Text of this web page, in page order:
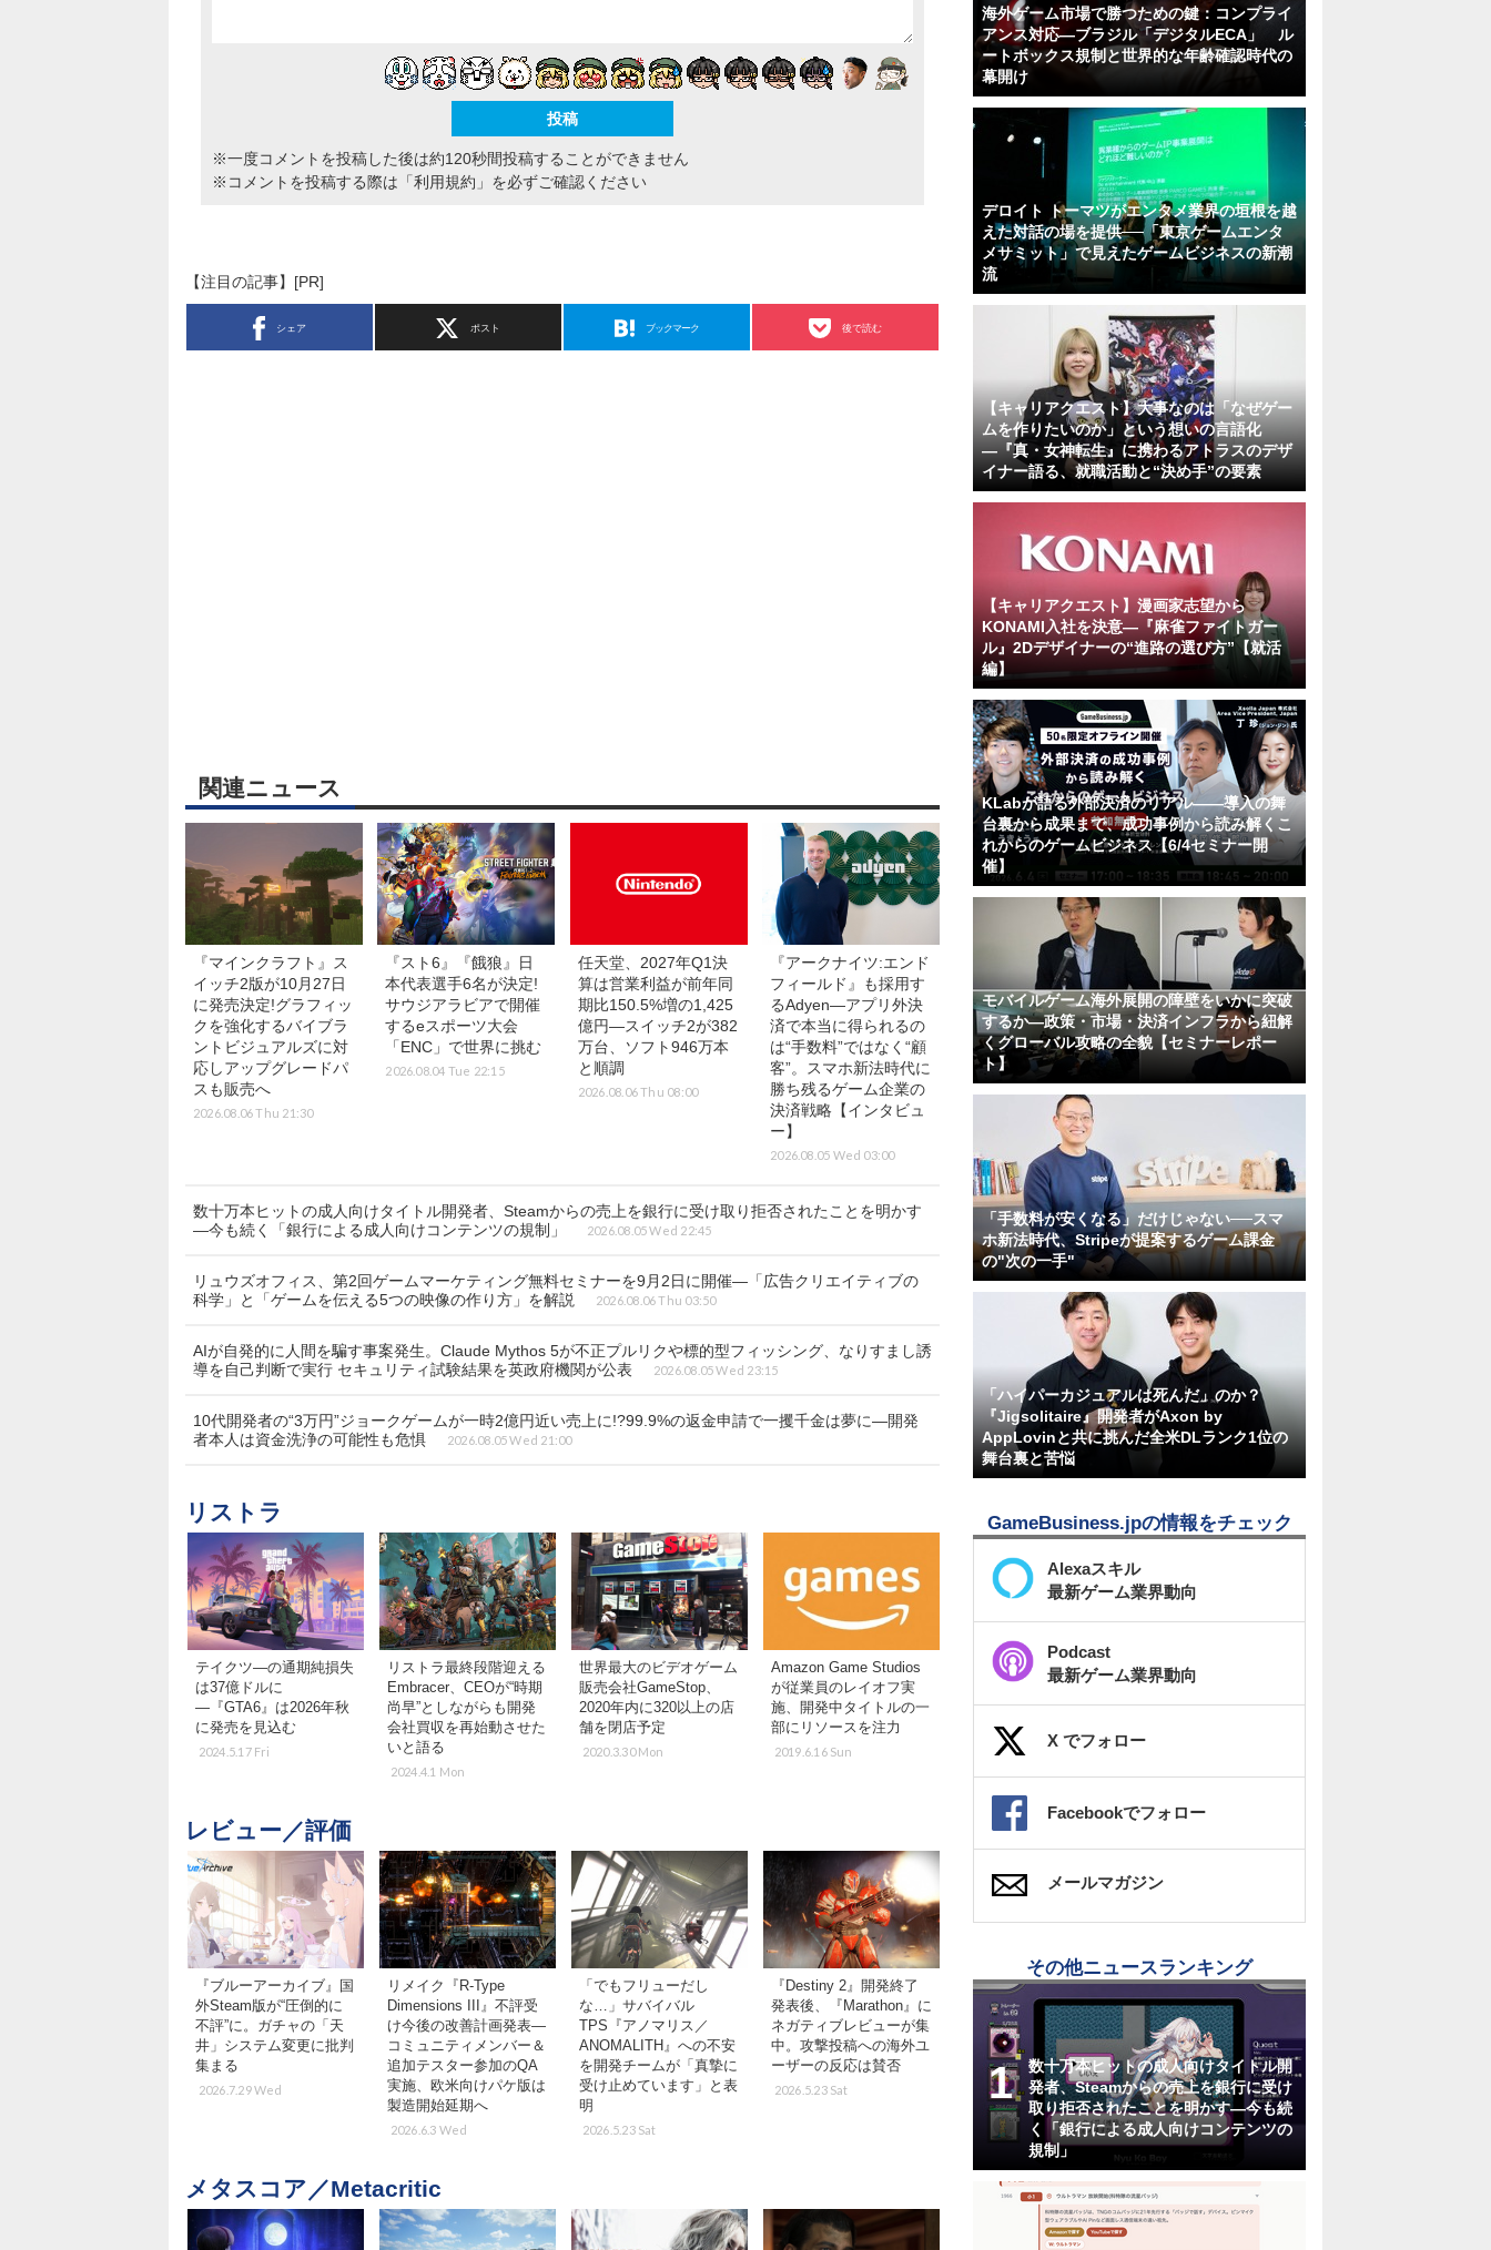
※一度コメントを投稿した後は約120秒間投稿することができません
※コメントを投稿する際は 「利用規約」 を必ずご確認ください
【注目の記事】[PR]
シェア ポスト ブックマーク 後で読む
関連ニュース
『マインクラフト』ス
イッチ2版が10月27日
に発売決定!グラフィッ
クを強化するバイブラ
ントビジュアルズに対
応しアップグレードパ
スも販売へ
2026.08.06 Thu 21:30
『スト6』『餓狼』日
本代表選手6名が決定!
サウジアラビアで開催
するeスポーツ大会
「ENC」で世界に挑む
2026.08.04 Tue 22:15
任天堂、2027年Q1決
算は営業利益が前年同
期比150.5%増の1,425
億円―スイッチ2が382
万台、ソフト946万本
と順調
2026.08.06 Thu 08:00
『アークナイツ:エンド
フィールド』も採用す
るAdyen―アプリ外決
済で本当に得られるの
は“手数料”ではなく“顧
客”。スマホ新法時代に
勝ち残るゲーム企業の
決済戦略【インタビュ
ー】
2026.08.05 Wed 03:00
数十万本ヒットの成人向けタイトル開発者、Steamからの売上を銀行に受け取り拒否されたことを明かす
―今も続く「銀行による成人向けコンテンツの規制」
2026.08.05 Wed 22:45
リュウズオフィス、第2回ゲームマーケティング無料セミナーを9月2日に開催―「広告クリエイティブの
科学」と「ゲームを伝える5つの映像の作り方」を解説
2026.08.06 Thu 03:50
AIが自発的に人間を騙す事案発生。Claude Mythos 5が不正プルリクや標的型フィッシング、なりすまし誘
導を自己判断で実行 セキュリティ試験結果を英政府機関が公表
2026.08.05 Wed 23:15
10代開発者の“3万円”ジョークゲームが一時2億円近い売上に!?99.9%の返金申請で一攫千金は夢に―開発
者本人は資金洗浄の可能性も危惧
2026.08.05 Wed 21:00
リストラ
テイクツ―の通期純損失
は37億ドルに
―『GTA6』は2026年秋
に発売を見込む
2024.5.17 Fri
リストラ最終段階迎える
Embracer、CEOが“時期
尚早”としながらも開発
会社買収を再始動させた
いと語る
2024.4.1 Mon
世界最大のビデオゲーム
販売会社GameStop、
2020年内に320以上の店
舗を閉店予定
2020.3.30 Mon
Amazon Game Studios
が従業員のレイオフ実
施、開発中タイトルの一
部にリソースを注力
2019.6.16 Sun
レビュー／評価
『ブルーアーカイブ』国
外Steam版が“圧倒的に
不評”に。ガチャの「天
井」システム変更に批判
集まる
2026.7.29 Wed
リメイク『R-Type
Dimensions III』不評受
け今後の改善計画発表―
コミュニティメンバー＆
追加テスター参加のQA
実施、欧米向けパケ版は
製造開始延期へ
2026.6.3 Wed
「でもフリューだし
な…」サバイバル
TPS『アノマリス／
ANOMALITH』への不安
を開発チームが「真摯に
受け止めています」と表
明
2026.5.23 Sat
『Destiny 2』開発終了
発表後、『Marathon』に
ネガティブレビューが集
中。攻撃投稿への海外ユ
ーザーの反応は賛否
2026.5.23 Sat
メタスコア／Metacritic
海外ゲーム市場で勝つための鍵：コンプライ
アンス対応—ブラジル「デジタルECA」 ル
ートボックス規制と世界的な年齢確認時代の
幕開け
デロイト トーマツがエンタメ業界の垣根を越
えた対話の場を提供──「東京ゲームエンタ
メサミット」で見えたゲームビジネスの新潮
流
【キャリアクエスト】大事なのは「なぜゲー
ムを作りたいのか」という想いの言語化
―『真・女神転生』に携わるアトラスのデザ
イナー語る、就職活動と“決め手”の要素
【キャリアクエスト】漫画家志望から
KONAMI入社を決意―『麻雀ファイトガー
ル』2Dデザイナーの“進路の選び方”【就活
編】
KLabが語る外部決済のリアル――導入の舞
台裏から成果まで、成功事例から読み解くこ
れからのゲームビジネス【6/4セミナー開
催】
モバイルゲーム海外展開の障壁をいかに突破
するか―政策・市場・決済インフラから紐解
くグローバル攻略の全貌【セミナーレポー
ト】
「手数料が安くなる」だけじゃない──スマ
ホ新法時代、Stripeが提案するゲーム課金
の"次の一手"
「ハイパーカジュアルは死んだ」のか？
『Jigsolitaire』開発者がAxon by
AppLovinと共に挑んだ全米DLランク1位の
舞台裏と苦悩
GameBusiness.jpの情報をチェック
Alexaスキル
最新ゲーム業界動向
Podcast
最新ゲーム業界動向
X でフォロー
Facebookでフォロー
メールマガジン
その他ニュースランキング
数十万本ヒットの成人向けタイトル開
発者、Steamからの売上を銀行に受け
取り拒否されたことを明かす―今も続
く「銀行による成人向けコンテンツの
規制」